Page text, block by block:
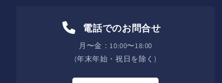
電話でのお問合せ
月〜金：10:00〜18:00
(年末年始・祝日を除く)